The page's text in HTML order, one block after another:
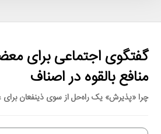
گفتگوی اجتماعی برای
منافع بالقوه در اصناف
چرا «پذیرش» یک راه‌حل از سوی ذینفعان